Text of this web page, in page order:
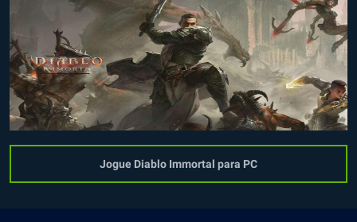
Jogue Diablo Immortal para PC